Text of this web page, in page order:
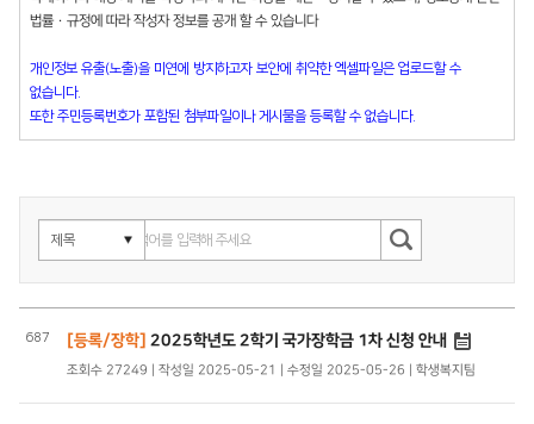
법률 · 규정에 따라 작성자 정보를 공개 할 수 있습니다
개인정보 유출(노출)을 미연에 방지하고자 보안에 취약한 엑셀파일은 업로드할 수
없습니다.
또한 주민등록번호가 포함된 첨부파일이나 게시물을 등록할 수 없습니다.
687 [등록/장학] 2025학년도 2학기 국가장학금 1차 신청 안내
조회수 27249 | 작성일 2025-05-21 | 수정일 2025-05-26 | 학생복지팀